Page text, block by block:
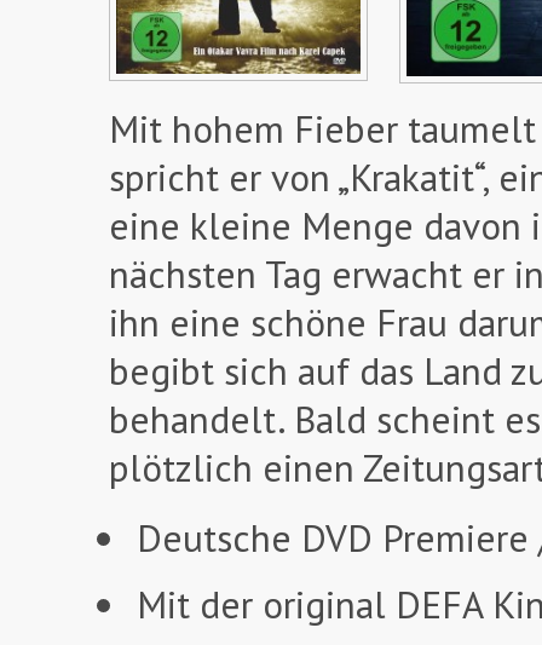
Mit hohem Fieber
spricht er von „Krakatit“,
eine kleine Menge davon
nächsten Tag erwacht er
ihn eine schöne Frau
begibt sich auf das Land
behandelt. Bald scheint
plötzlich einen
Deutsche DVD
Mit der original DEFA